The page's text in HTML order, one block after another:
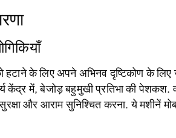
हटाने के लिए अपने अभिनव दृष्टिकोण के लिए
केंद्र में, बेजोड़ बहुमुखी प्रतिभा की पेशकश.
सुरक्षा और आराम सुनिश्चित करना. ये मशीनें